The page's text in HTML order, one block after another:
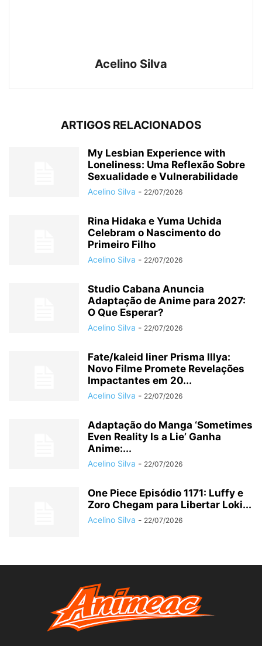
Acelino Silva
ARTIGOS RELACIONADOS
My Lesbian Experience with
Loneliness: Uma Reflexão Sobre
Sexualidade e Vulnerabilidade
Acelino Silva - 22/07/2026
Rina Hidaka e Yuma Uchida
Celebram o Nascimento do
Primeiro Filho
Acelino Silva - 22/07/2026
Studio Cabana Anuncia
Adaptação de Anime para 2027:
O Que Esperar?
Acelino Silva - 22/07/2026
Fate/kaleid liner Prisma Illya:
Novo Filme Promete Revelações
Impactantes em 20...
Acelino Silva - 22/07/2026
Adaptação do Manga ‘Sometimes
Even Reality Is a Lie’ Ganha
Anime:...
Acelino Silva - 22/07/2026
One Piece Episódio 1171: Luffy e
Zoro Chegam para Libertar Loki...
Acelino Silva - 22/07/2026